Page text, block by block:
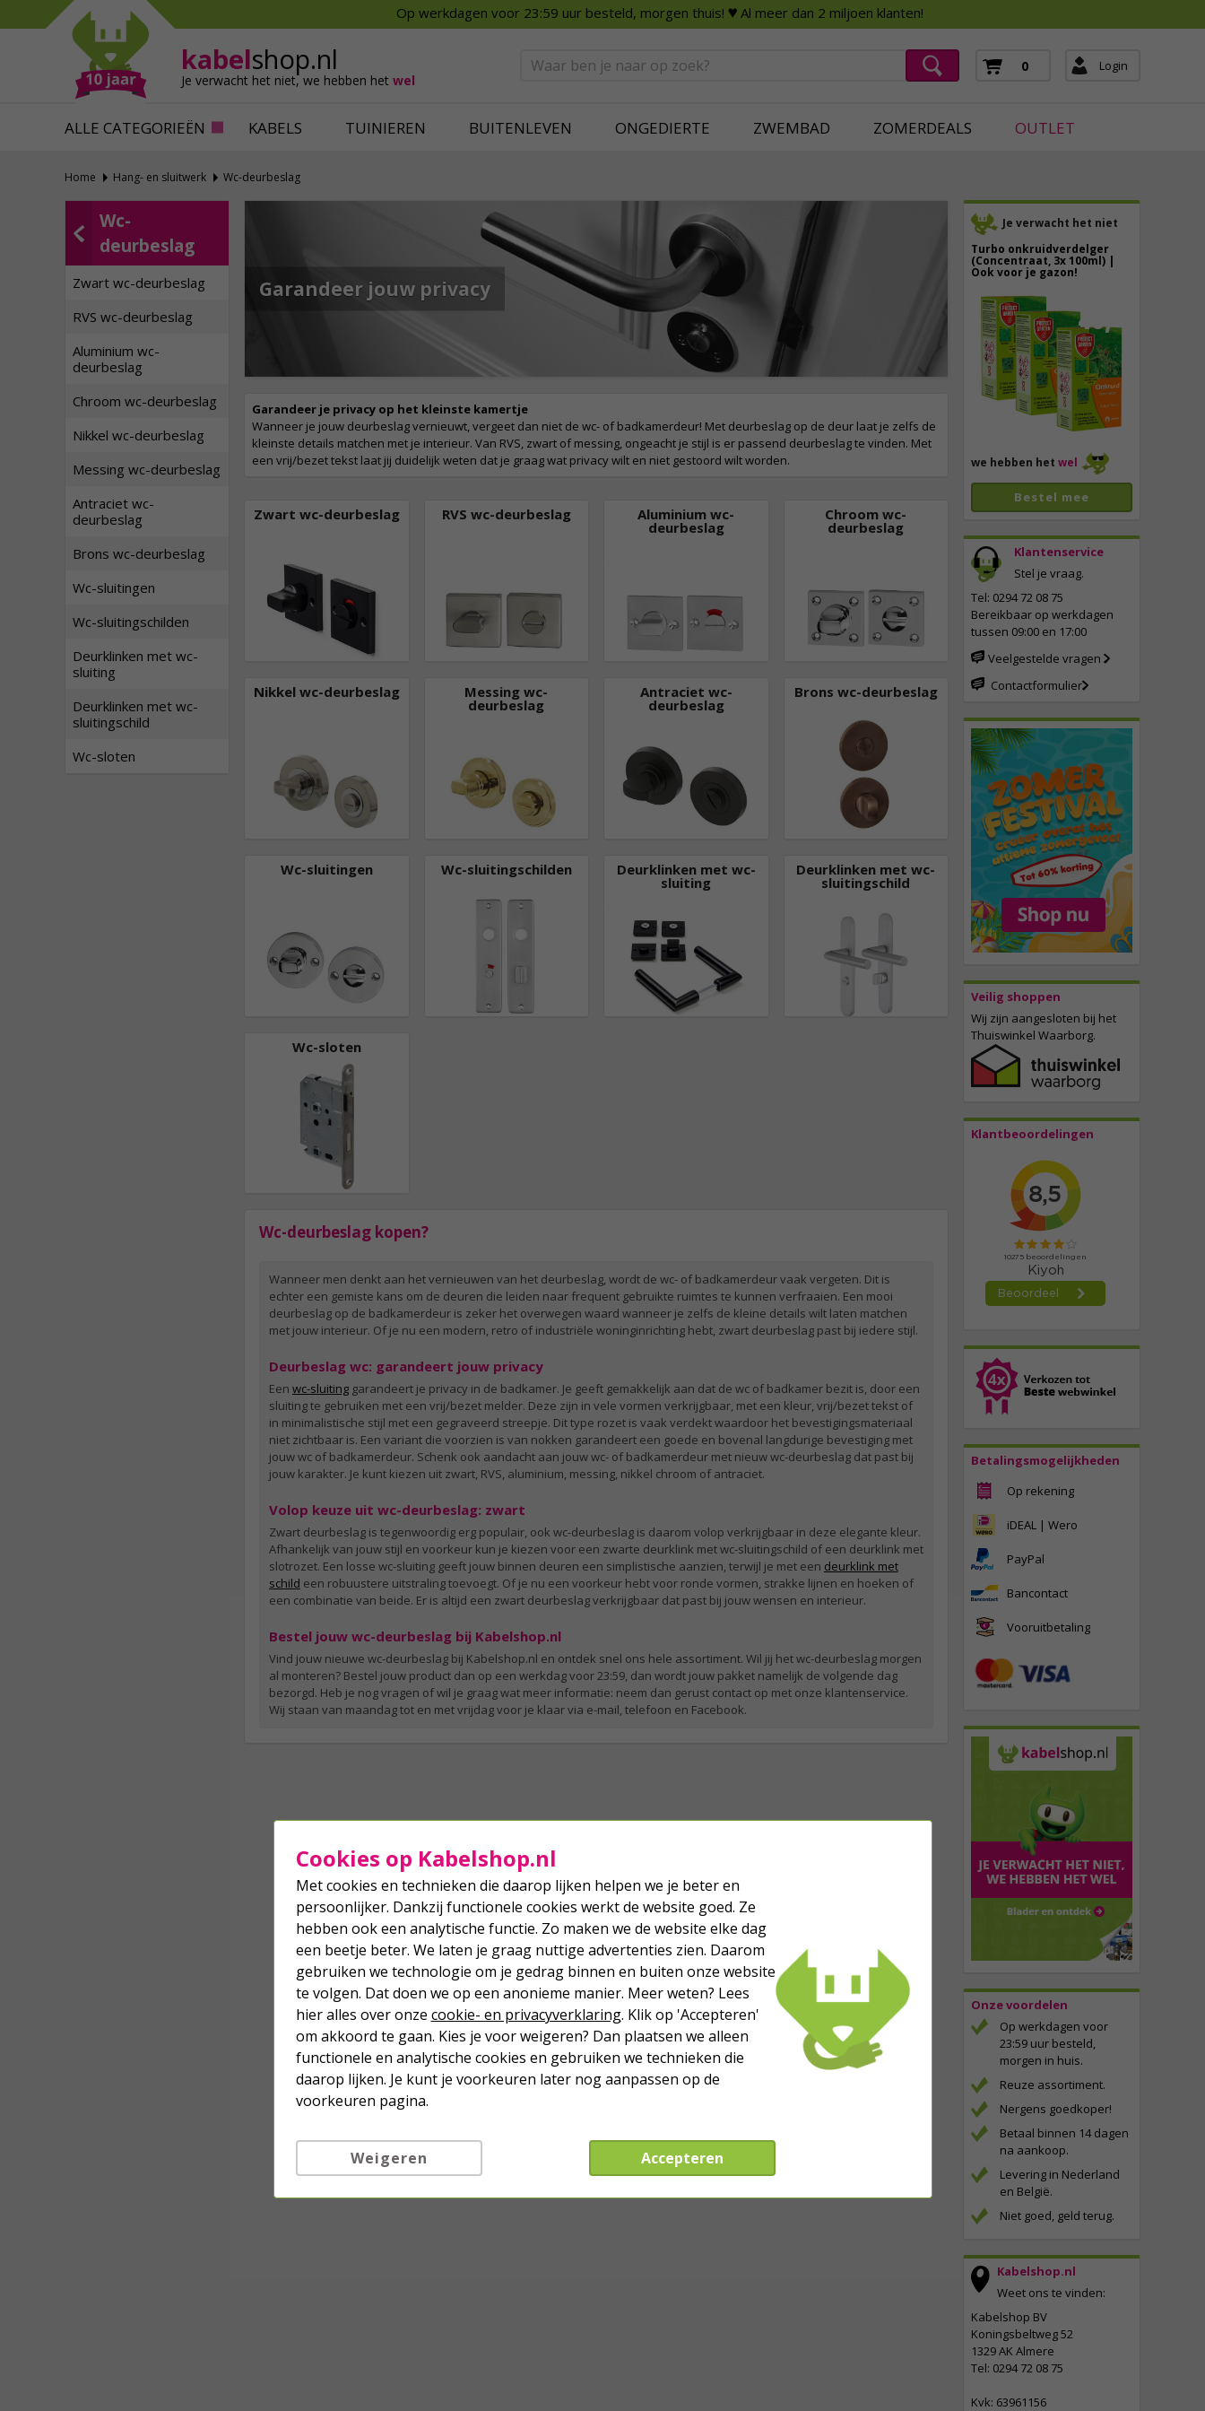
Op werkdagen voor 23:59 uur besteld, morgen thuis! ♥ Al meer dan 2 miljoen klanten!
kabelshop.nl
Je verwacht het niet, we hebben het wel
0 Login
ALLE CATEGORIEËN KABELS TUINIEREN BUITENLEVEN ONGEDIERTE ZWEMBAD ZOMERDEALS OUTLET
Mollen verjagen
Slakken bestrijden
Katten verjagen
Alles tegen ongedierte
Verfbenodigdheden
Behangbenodigdheden
Ventilatie
Smart Home
Deurbellen
Slimme beveiliging
Home Hang- en sluitwerk Wc-deurbeslag
Je verwacht het niet
Turbo onkruidverdelger
(Concentraat, 3x 100ml) |
Ook voor je gazon!
40,
we hebben het wel
Bestel mee
Klantenservice
Stel je vraag.
Tel: 0294 72 08 75
Bereikbaar op werkdagen
tussen 09:00 en 17:00
Veelgestelde vragen
Contactformulier
Veilig shoppen
Wij zijn aangesloten bij het
Thuiswinkel Waarborg.
Klantbeoordelingen
Betalingsmogelijkheden
Op rekening
iDEAL | Wero
PayPal
Bancontact
Vooruitbetaling
Onze voordelen
Op werkdagen voor
23:59 uur besteld,
morgen in huis.
Reuze assortiment.
Nergens goedkoper!
Betaal binnen 14 dagen
na aankoop.
Levering in Nederland
en België.
Niet goed, geld terug.
Kabelshop.nl
Weet ons te vinden:
Kabelshop BV
Koningsbeltweg 52
1329 AK Almere
Tel: 0294 72 08 75
Kvk: 63961156
Wc-
deurbeslag
Zwart wc-deurbeslag
RVS wc-deurbeslag
Aluminium wc-
deurbeslag
Chroom wc-deurbeslag
Nikkel wc-deurbeslag
Messing wc-deurbeslag
Antraciet wc-
deurbeslag
Brons wc-deurbeslag
Wc-sluitingen
Wc-sluitingschilden
Deurklinken met wc-
sluiting
Deurklinken met wc-
sluitingschild
Wc-sloten
Garandeer jouw privacy
Garandeer je privacy op het kleinste kamertje
Wanneer je jouw deurbeslag vernieuwt, vergeet dan niet de wc- of badkamerdeur! Met deurbeslag op de deur laat je zelfs de
kleinste details matchen met je interieur. Van RVS, zwart of messing, ongeacht je stijl is er passend deurbeslag te vinden. Met
een vrij/bezet tekst laat jij duidelijk weten dat je graag wat privacy wilt en niet gestoord wilt worden.
Zwart wc-deurbeslag RVS wc-deurbeslag Aluminium wc-
deurbeslag
Chroom wc-
deurbeslag
Nikkel wc-deurbeslag Messing wc-
deurbeslag
Antraciet wc-
deurbeslag
Brons wc-deurbeslag
Wc-sluitingen Wc-sluitingschilden Deurklinken met wc-
sluiting
Deurklinken met wc-
sluitingschild
Wc-sloten
Wc-deurbeslag kopen?
Wanneer men denkt aan het vernieuwen van het deurbeslag, wordt de wc- of badkamerdeur vaak vergeten. Dit is
echter een gemiste kans om de deuren die leiden naar frequent gebruikte ruimtes te kunnen verfraaien. Een mooi
deurbeslag op de badkamerdeur is zeker het overwegen waard wanneer je zelfs de kleine details wilt laten matchen
met jouw interieur. Of je nu een modern, retro of industriële woninginrichting hebt, zwart deurbeslag past bij iedere stijl.
Deurbeslag wc: garandeert jouw privacy
Een wc-sluiting garandeert je privacy in de badkamer. Je geeft gemakkelijk aan dat de wc of badkamer bezit is, door een
sluiting te gebruiken met een vrij/bezet melder. Deze zijn in vele vormen verkrijgbaar, met een kleur, vrij/bezet tekst of
in minimalistische stijl met een gegraveerd streepje. Dit type rozet is vaak verdekt waardoor het bevestigingsmateriaal
niet zichtbaar is. Een variant die voorzien is van nokken garandeert een goede en bovenal langdurige bevestiging met
jouw wc of badkamerdeur. Schenk ook aandacht aan jouw wc- of badkamerdeur met nieuw wc-deurbeslag dat past bij
jouw karakter. Je kunt kiezen uit zwart, RVS, aluminium, messing, nikkel chroom of antraciet.
Volop keuze uit wc-deurbeslag: zwart
Zwart deurbeslag is tegenwoordig erg populair, ook wc-deurbeslag is daarom volop verkrijgbaar in deze elegante kleur.
Afhankelijk van jouw stijl en voorkeur kun je kiezen voor een zwarte deurklink met wc-sluitingschild of een deurklink met
slotrozet. Een losse wc-sluiting geeft jouw binnen deuren een simplistische aanzien, terwijl je met een deurklink met
schild een robuustere uitstraling toevoegt. Of je nu een voorkeur hebt voor ronde vormen, strakke lijnen en hoeken of
een combinatie van beide. Er is altijd een zwart deurbeslag verkrijgbaar dat past bij jouw wensen en interieur.
Bestel jouw wc-deurbeslag bij Kabelshop.nl
Vind jouw nieuwe wc-deurbeslag bij Kabelshop.nl en ontdek snel ons hele assortiment. Wil jij het wc-deurbeslag morgen
al monteren? Bestel jouw product dan op een werkdag voor 23:59, dan wordt jouw pakket namelijk de volgende dag
bezorgd. Heb je nog vragen of wil je graag wat meer informatie: neem dan gerust contact op met onze klantenservice.
Wij staan van maandag tot en met vrijdag voor je klaar via e-mail, telefoon en Facebook.
Cookies op Kabelshop.nl
Met cookies en technieken die daarop lijken helpen we je beter en
persoonlijker. Dankzij functionele cookies werkt de website goed. Ze
hebben ook een analytische functie. Zo maken we de website elke dag
een beetje beter. We laten je graag nuttige advertenties zien. Daarom
gebruiken we technologie om je gedrag binnen en buiten onze website
te volgen. Dat doen we op een anonieme manier. Meer weten? Lees
hier alles over onze cookie- en privacyverklaring. Klik op 'Accepteren'
om akkoord te gaan. Kies je voor weigeren? Dan plaatsen we alleen
functionele en analytische cookies en gebruiken we technieken die
daarop lijken. Je kunt je voorkeuren later nog aanpassen op de
voorkeuren pagina.
Accepteren
Weigeren